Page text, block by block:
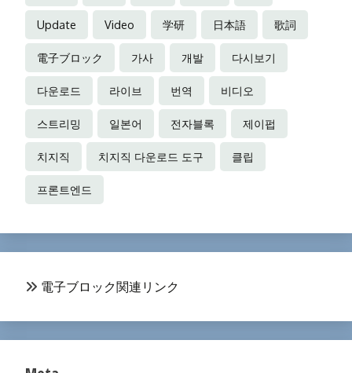
Update Video 学研 日本語 歌詞
電子ブロック 가사 개발 다시보기
다운로드 라이브 번역 비디오
스트리밍 일본어 전자블록 제이펍
치지직 치지직 다운로드 도구 클립
프론트엔드
電子ブロック関連リンク